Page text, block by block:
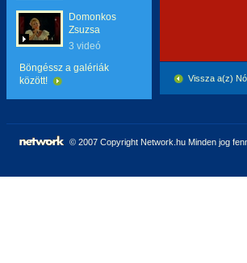
Domonkos
Zsuzsa
3 videó
Böngéssz a galériák
között!
Vissza a(z)
© 2007 Copyright Network.hu Minden jog